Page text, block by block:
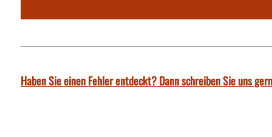
Haben Sie einen Fehler entdeckt? Dann schreiben Sie uns